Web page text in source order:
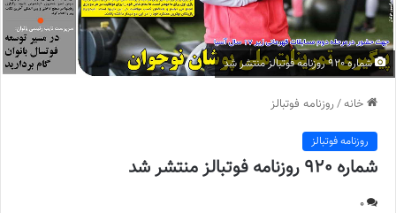
شماره 920 روزنامه فوتبالز منتشر شد
خانه/روزنامه فوتبالز
روزنامه فوتبالز
شماره 920 روزنامه فوتبالز منتشر شد
0